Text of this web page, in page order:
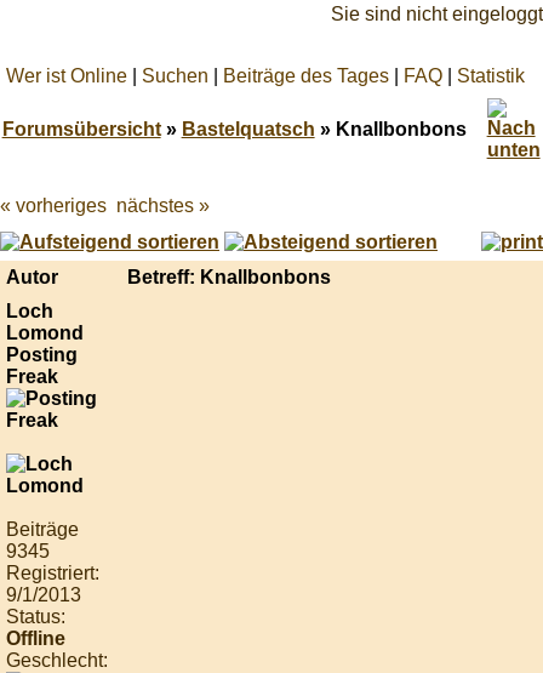
Sie sind nicht eingeloggt
Wer ist Online Suchen Beiträge des Tages FAQ Statistik
Forumsübersicht» Bastelquatsch » Knallbonbons
Best
online
live
casino
« vorheriges nächstes »
Autor
Betreff: Knallbonbons
Loch
Lomond
Posting
Freak
Beiträge
9345
Registriert:
9/1/2013
Status:
Offline
Geschlecht: